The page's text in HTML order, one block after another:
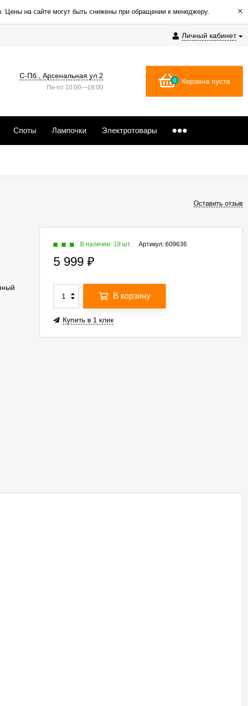
на сайте могут быть снижены при обращении к менеджеру. ×
Личный кабинет
С-Пб., Арсенальная ул.2
Пн-пт 10:00—18:00
0 Корзина пуста
Споты Лампочки Электротовары
Оставить отзыв
Артикул: 609636
В наличии: 19 шт.
5 999 ₽
В корзину
Купить в 1 клик